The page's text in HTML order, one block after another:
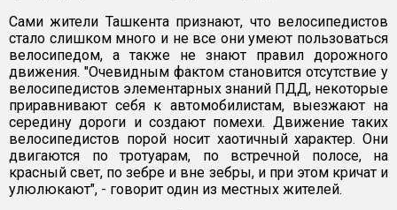
Сами жители Ташкента признают, что велосипедистов
стало слишком много и не все они умеют пользоваться
велосипедом, а также не знают правил дорожного
движения. "Очевидным фактом становится отсутствие у
велосипедистов элементарных знаний ПДД, некоторые
приравнивают себя к автомобилистам, выезжают на
середину дороги и создают помехи. Движение таких
велосипедистов порой носит хаотичный характер. Они
двигаются по тротуарам, по встречной полосе, на
красный свет, по зебре и вне зебры, и при этом кричат и
улюлюкают", - говорит один из местных жителей.